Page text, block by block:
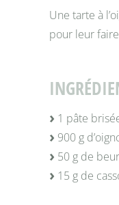
Une tarte à
pour leur
1 pâte
900 g
50 g de
15 g de